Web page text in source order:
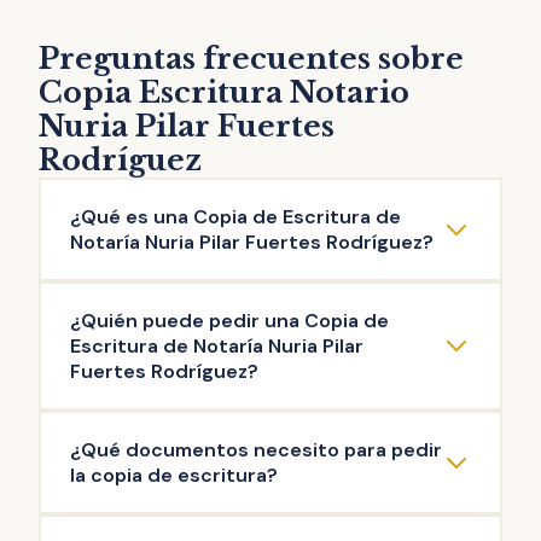
Preguntas frecuentes sobre
Copia Escritura Notario
Nuria Pilar Fuertes
Rodríguez
¿Qué es una Copia de Escritura de
Notaría Nuria Pilar Fuertes Rodríguez?
Fuertes Rodríguez es una reproducción
literal del contenido de una escritura original
público firmado en esta Notaría: escritura de
compraventa, de hipoteca, testamento,
herencia, poder de representación,
¿Quién puede pedir una Copia de
Escritura de Notaría Nuria Pilar
Fuertes Rodríguez?
Notaría Nuria Pilar Fuertes Rodríguez las
personas que intervinieron en la misma, así
como aquellas que acrediten un interés
¿Qué documentos necesito para pedir
la copia de escritura?